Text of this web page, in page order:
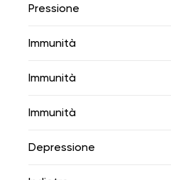
Pressione
Immunità
Immunità
Immunità
Depressione